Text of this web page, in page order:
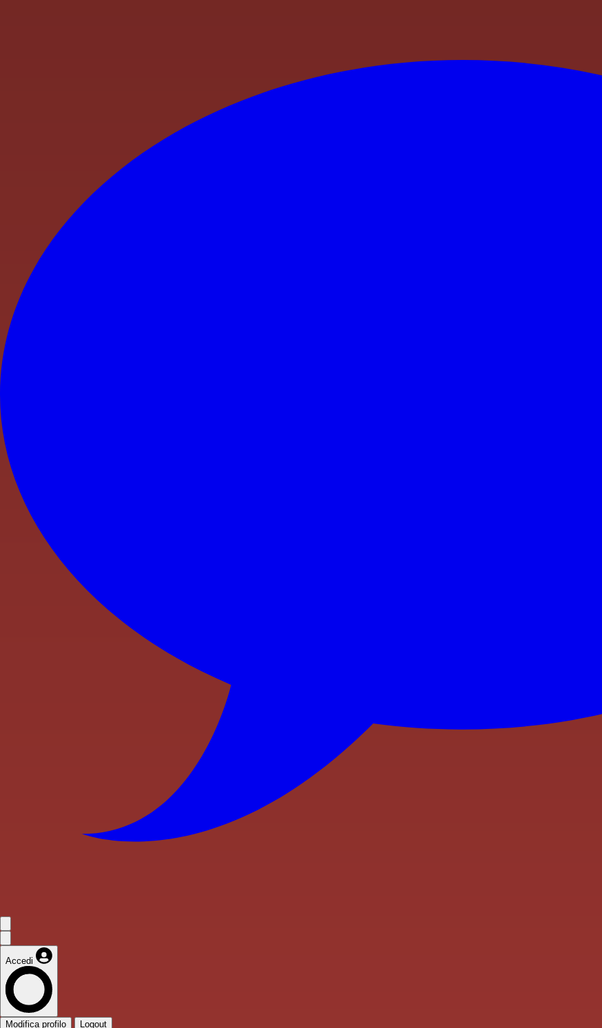
Accedi
Modifica profilo Logout